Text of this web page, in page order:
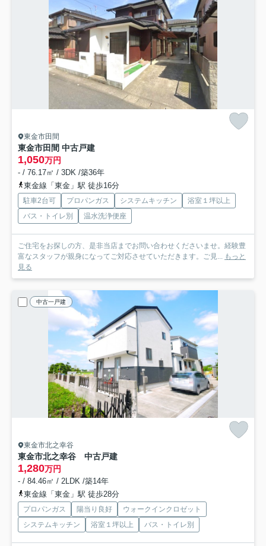
東金市田間
東金市田間 中古戸建
1,050万円
- / 76.17㎡ / 3DK /築36年
東金線「東金」駅 徒歩16分
駐車2台可 プロパンガス システムキッチン
浴室１坪以上
バス・トイレ別
温水洗浄便座
ご住宅をお探しの方、是非当店までお問い合わせくださいませ。経験豊
富なスタッフが親身になってご対応させていただきます。ご見... もっと
見る
中古一戸建
東金市北之幸谷
東金市北之幸谷 中古戸建
1,280万円
- / 84.46㎡ / 2LDK /築14年
東金線「東金」駅 徒歩28分
プロパンガス 陽当り良好
ウォークインクロゼット
システムキッチン
浴室１坪以上 バス・トイレ別